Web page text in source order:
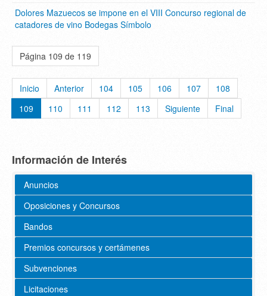
Dolores Mazuecos se impone en el VIII Concurso regional de
catadores de vino Bodegas Símbolo
Página 109 de 119
Inicio Anterior 104 105 106 107
108
109
110 111 112 113 Siguiente Final
Información de Interés
Anuncios
Oposiciones y Concursos
Bandos
Premios concursos y certámenes
Subvenciones
Licitaciones